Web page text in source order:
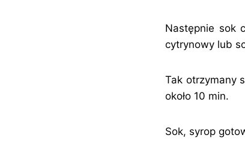
Następnie sok
cytrynowy lub
Tak otrzymany
około 10 min.
Sok, syrop